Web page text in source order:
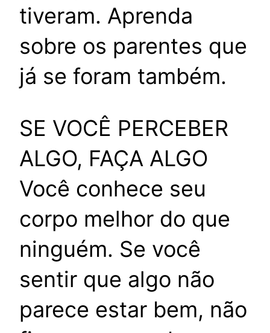
tiveram. Aprenda
sobre os parentes que
já se foram também.
SE VOCÊ PERCEBER
ALGO, FAÇA ALGO
Você conhece seu
corpo melhor do que
ninguém. Se você
sentir que algo não
parece estar bem, não